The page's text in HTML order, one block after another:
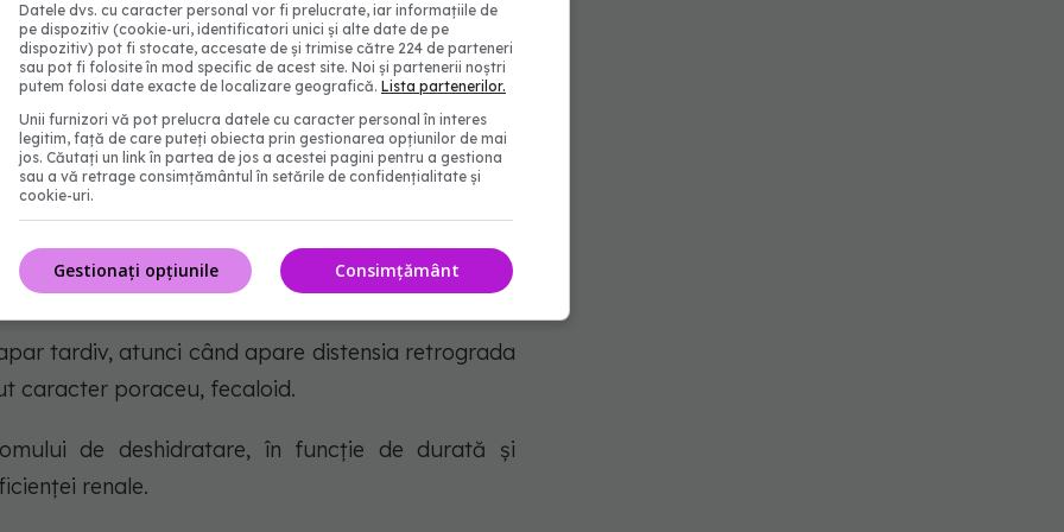
de la debut cu alterarea rapidă a stării generale,
majore, care necesita prezentare la
târziu, în funcție de sediul ocluziei:
mai rapid, cu conținut inițial clar (suc gastric)
fetide (conținut intestinal).
tardiv, atunci când apare distensia retrograda
caracter poraceu, fecaloid.
de deshidratare, în funcție de durată și
renale.
Datele dvs. cu caracter personal vor fi prelucrate, iar informațiile de
pe dispozitiv (cookie-uri, identificatori unici și alte date de pe
dispozitiv) pot fi stocate, accesate de și trimise către 224 de parteneri
sau pot fi folosite în mod specific de acest site. Noi și partenerii noștri
putem folosi date exacte de localizare geografică. Lista partenerilor.
Unii furnizori vă pot prelucra datele cu caracter personal în interes
legitim, față de care puteți obiecta prin gestionarea opțiunilor de mai
jos. Căutați un link în partea de jos a acestei pagini pentru a gestiona
sau a vă retrage consimțământul în setările de confidențialitate și
cookie-uri.
Consimțământ
Gestionați opțiunile